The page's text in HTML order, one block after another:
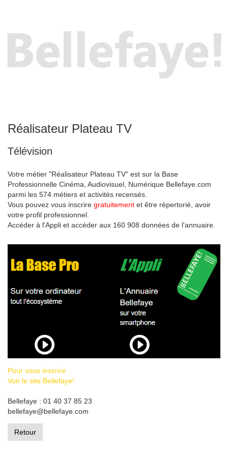
Réalisateur Plateau TV
Télévision
Votre métier "Réalisateur Plateau TV" est sur la Base
Professionnelle Cinéma, Audiovisuel, Numérique Bellefaye.com
parmi les 574 métiers et activités recensés.
Vous pouvez vous inscrire gratuitement et être répertorié, avoir
votre profil professionnel.
Accéder à l'Appli et accéder aux 160 908 données de l'annuaire.
Pour vous inscrire
Voir le site Bellefaye!
Bellefaye : 01 40 37 85 23
bellefaye@bellefaye.com
Retour